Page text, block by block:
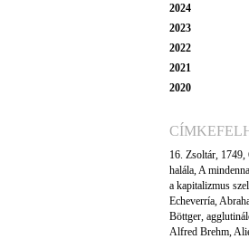
2024
2023
2022
2021
2020
16. Zsoltár, 1749,
halála,A
a kapitalizmus
Echeverría,
Böttger,
Alfred Brehm,